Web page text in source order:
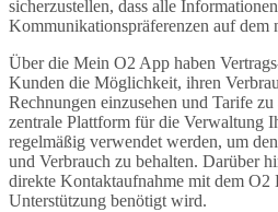
sicherzustellen, dass alle
Kommunikationspräferenzen auf dem
Über die Mein O2 App haben
Kunden die Möglichkeit, ihren
Rechnungen einzusehen und Tarife
zentrale Plattform für die Verwaltung
regelmäßig verwendet werden, um
und Verbrauch zu behalten. Darüber
direkte Kontaktaufnahme mit dem O2
Unterstützung benötigt wird.